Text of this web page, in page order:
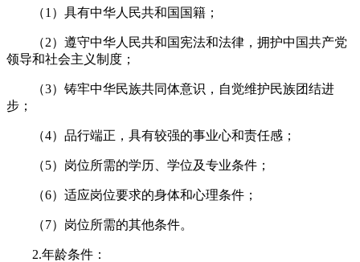
（1）具有中华人民共和国国籍；
（2）遵守中华人民共和国宪法和法律，拥护中国共产党
领导和社会主义制度；
（3）铸牢中华民族共同体意识，自觉维护民族团结进
步；
（4）品行端正，具有较强的事业心和责任感；
（5）岗位所需的学历、学位及专业条件；
（6）适应岗位要求的身体和心理条件；
（7）岗位所需的其他条件。
2.年龄条件：